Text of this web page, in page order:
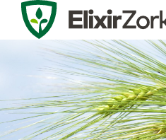
Main Navigation